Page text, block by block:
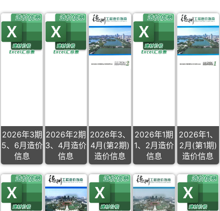
2026年3期
5、6月造价
信息
2026年2期
3、4月造价
信息
2026年3、
4月(第2期)
造价信息
2026年1期
1、2月造价
信息
2026年1、
2月(第1期)
造价信息